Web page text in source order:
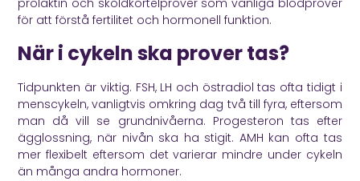
för att förstå fertilitet och hormonell funktion.
När i cykeln ska prover tas?
Tidpunkten är viktig. FSH, LH och östradiol tas ofta tidigt i
menscykeln, vanligtvis omkring dag två till fyra, eftersom
man då vill se grundnivåerna. Progesteron tas efter
ägglossning, när nivån ska ha stigit. AMH kan ofta tas
mer flexibelt eftersom det varierar mindre under cykeln
än många andra hormoner.